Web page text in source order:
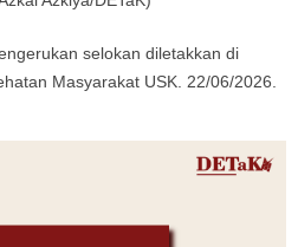
selokan diletakkan di
Masyarakat USK. 22/06/2026.